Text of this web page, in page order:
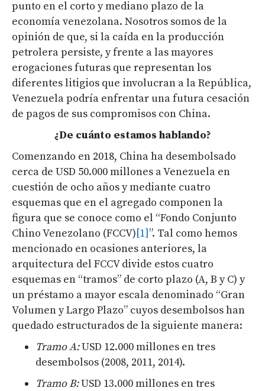
punto en el corto y mediano plazo de la
economía venezolana. Nosotros somos de la
opinión de que, si la caída en la producción
petrolera persiste, y frente a las mayores
erogaciones futuras que representan los
diferentes litigios que involucran a la República,
Venezuela podría enfrentar una futura cesación
de pagos de sus compromisos con China.
¿De cuánto estamos hablando?
Comenzando en 2018, China ha desembolsado
cerca de USD 50.000 millones a Venezuela en
cuestión de ocho años y mediante cuatro
esquemas que en el agregado componen la
figura que se conoce como el “Fondo Conjunto
Chino Venezolano (FCCV)[1]”. Tal como hemos
mencionado en ocasiones anteriores, la
arquitectura del FCCV divide estos cuatro
esquemas en “tramos” de corto plazo (A, B y C) y
un préstamo a mayor escala denominado “Gran
Volumen y Largo Plazo” cuyos desembolsos han
quedado estructurados de la siguiente manera:
Tramo A:USD 12.000 millones en tres
desembolsos (2008, 2011, 2014).
Tramo B:USD 13.000 millones en tres